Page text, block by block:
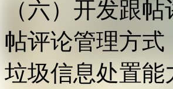
（六）开发跟
帖评论管理方
垃圾信息处置